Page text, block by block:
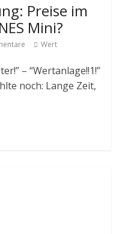
Preise im
Mini?
Wert
– “Wertanlage!!1!”
noch: Lange Zeit,